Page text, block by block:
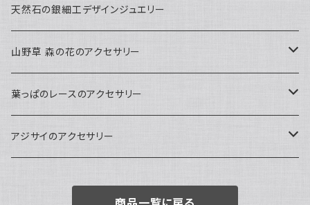
天然石の銀細工デザインジュエリー
山野草 森の花のアクセサリー
ペンダント
ピアス
葉っぱのレースのアクセサリー
ネックレス
アジサイのアクセサリー